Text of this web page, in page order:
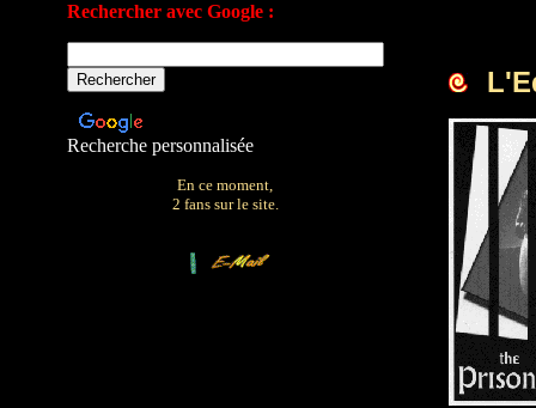
Votre avis sur le site
Rechercher avec Google :
Recherche personnalisée
En ce moment,
2 fans sur le site.